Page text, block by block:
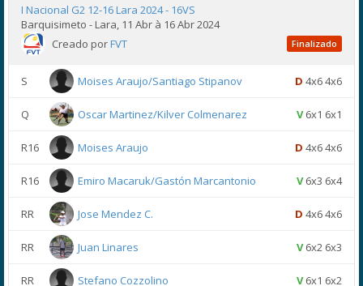
I Nacional G2 12-16 Lara 2024 - 16VS
Barquisimeto - Lara, 11 Abr à 16 Abr 2024
Creado porFVT Finalizado
S Moises Araujo/Santiago Stipanov D 4x6 4x6
Q Oscar Martinez/Kilver Colmenarez V6x1 6x1
R16 Moises Araujo D 4x6 4x6
R16 Emiro Macaruk/Gastón Marcantonio V6x3 6x4
RR Jose Mendez C. D 4x6 4x6
RR Juan Linares V6x2 6x3
RR Stefano Cozzolino V6x1 6x2